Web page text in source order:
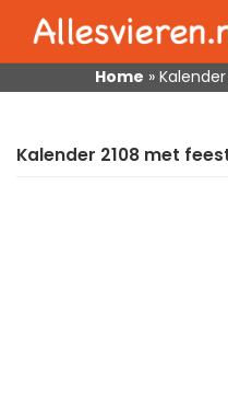
content
Home »
Kalender 2108 met